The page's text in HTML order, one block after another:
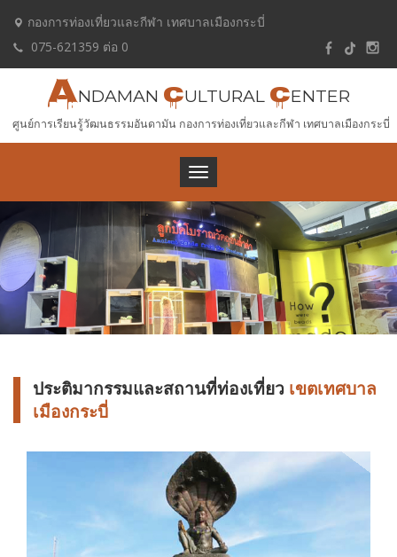
กองการท่องเที่ยวและกีฬา เทศบาลเมืองกระบี่
075-621359 ต่อ 0
ANDAMAN CULTURAL CENTER
ศูนย์การเรียนรู้วัฒนธรรมอันดามัน กองการท่องเที่ยวและกีฬา เทศบาลเมืองกระบี่
Toggle
ประติมากรรมและสถานที่ท่องเที่ยว เขตเทศบาล
เมืองกระบี่